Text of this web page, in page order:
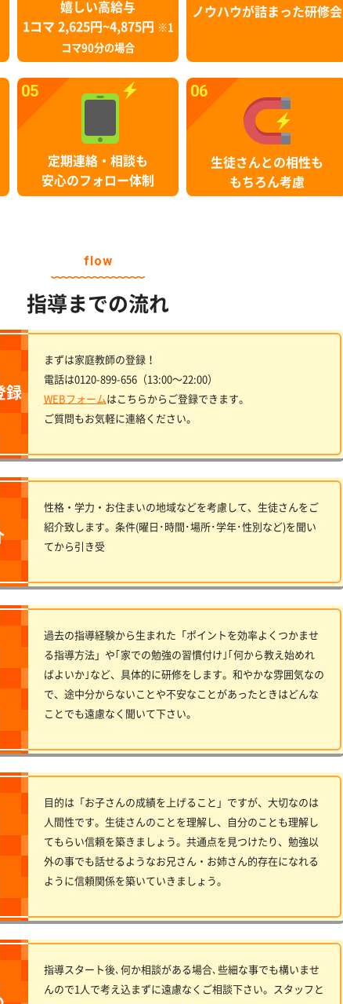
嬉しい高給与
1コマ 2,625円~4,875円
※1
コマ90分の場合
ノウハウが詰まった研修会
05
定期連絡・相談も
安心のフォロー体制
06
生徒さんとの相性も
もちろん考慮
flow
指導までの流れ
録
まずは家庭教師の登録！
電話は0120-899-656（13:00〜22:00）
WEBフォームはこちらからご登録できます。
ご質問もお気軽に連絡ください。
性格・学力・お住まいの地域などを考慮して、生徒さんをご
紹介致します。条件(曜日･時間･場所･学年･性別など)を聞い
てから引き受
過去の指導経験から生まれた「ポイントを効率よくつかませ
る指導方法」や｢家での勉強の習慣付け｣｢何から教え始めれ
ばよいか｣など、具体的に研修をします。和やかな雰囲気なの
で、途中分からないことや不安なことがあったときはどんな
ことでも遠慮なく聞いて下さい。
目的は「お子さんの成績を上げること」ですが、大切なのは
人間性です。生徒さんのことを理解し、自分のことも理解し
てもらい信頼を築きましょう。共通点を見つけたり、勉強以
外の事でも話せるようなお兄さん・お姉さん的存在になれる
ように信頼関係を築いていきましょう。
指導スタート後､何か相談がある場合､些細な事でも構いませ
んので1人で考え込まずに遠慮なくご相談下さい。スタッフと